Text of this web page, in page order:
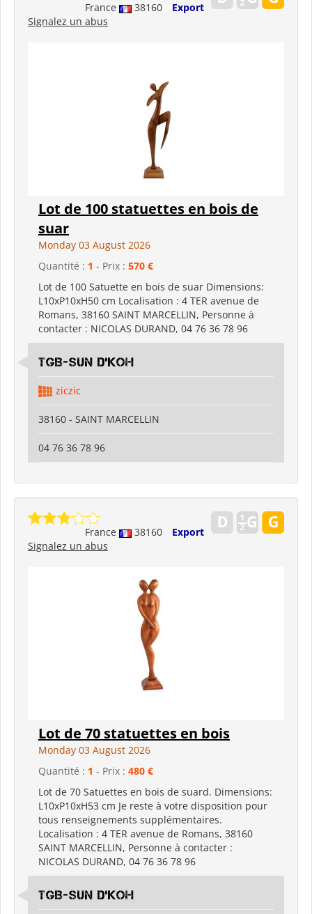
France 38160
Export
Signalez un abus
Lot de 100 statuettes en bois de
suar
Monday 03 August 2026
Quantité : 1 - Prix : 570 €
Lot de 100 Satuette en bois de suar Dimensions:
L10xP10xH50 cm Localisation : 4 TER avenue de
Romans, 38160 SAINT MARCELLIN, Personne à
contacter : NICOLAS DURAND, 04 76 36 78 96
TGB-SUN D'KOH
ziczic
38160 - SAINT MARCELLIN
04 76 36 78 96
France 38160
Export
Signalez un abus
Lot de 70 statuettes en bois
Monday 03 August 2026
Quantité : 1 - Prix : 480 €
Lot de 70 Satuettes en bois de suard. Dimensions:
L10xP10xH53 cm Je reste à votre disposition pour
tous renseignements supplémentaires.
Localisation : 4 TER avenue de Romans, 38160
SAINT MARCELLIN, Personne à contacter :
NICOLAS DURAND, 04 76 36 78 96
TGB-SUN D'KOH